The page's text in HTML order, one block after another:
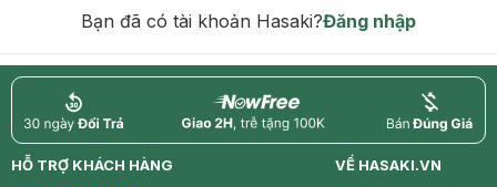
Bạn đã có tài khoản Hasaki?Đăng nhập
return nowfree price
HỖ TRỢ KHÁCH HÀNG
VỀ HASAKI.VN